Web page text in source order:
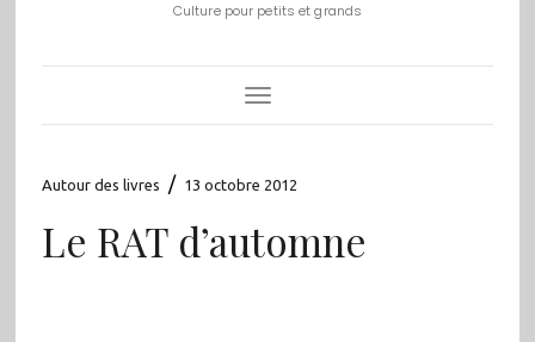
Culture pour petits et grands
Toggle
Navigation
Autour des livres / 13 octobre 2012
Le RAT d’automne